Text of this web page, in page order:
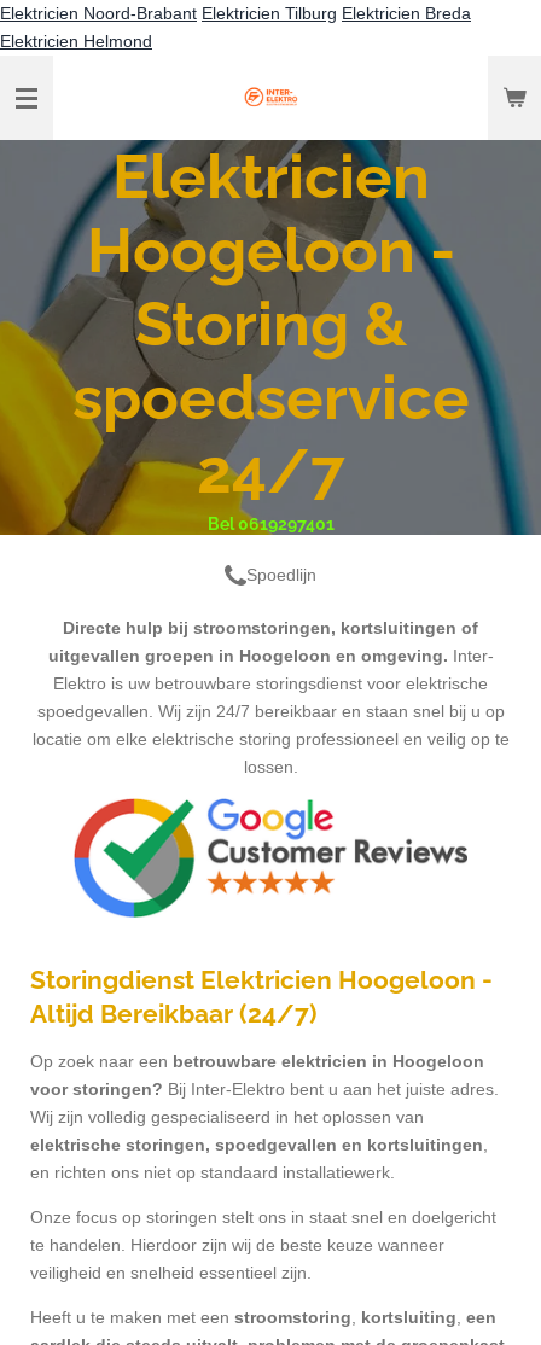
Elektricien Noord-Brabant Elektricien Tilburg Elektricien Breda
Elektricien Helmond
Ga
direct
de
Elektricien
Hoogeloon -
Storing &
spoedservice
24/7
Bel 0619297401
Spoedlijn
Directe hulp bij stroomstoringen, kortsluitingen of
uitgevallen groepen in Hoogeloon en omgeving. Inter-
Elektro is uw betrouwbare storingsdienst voor elektrische
spoedgevallen. Wij zijn 24/7 bereikbaar en staan snel bij u op
locatie om elke elektrische storing professioneel en veilig op te
lossen.
Storingdienst Elektricien Hoogeloon -
Altijd Bereikbaar (24/7)
Op zoek naar een betrouwbare elektricien in Hoogeloon
voor storingen? Bij Inter-Elektro bent u aan het juiste adres.
Wij zijn volledig gespecialiseerd in het oplossen van
elektrische storingen, spoedgevallen en kortsluitingen,
en richten ons niet op standaard installatiewerk.
Onze focus op storingen stelt ons in staat snel en doelgericht
te handelen. Hierdoor zijn wij de beste keuze wanneer
veiligheid en snelheid essentieel zijn.
Heeft u te maken met een stroomstoring, kortsluiting, een